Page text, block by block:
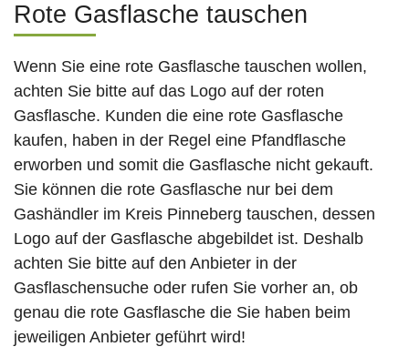
Rote Gasflasche tauschen
Wenn Sie eine rote Gasflasche tauschen wollen,
achten Sie bitte auf das Logo auf der roten
Gasflasche. Kunden die eine rote Gasflasche
kaufen, haben in der Regel eine Pfandflasche
erworben und somit die Gasflasche nicht gekauft.
Sie können die rote Gasflasche nur bei dem
Gashändler im Kreis Pinneberg tauschen, dessen
Logo auf der Gasflasche abgebildet ist. Deshalb
achten Sie bitte auf den Anbieter in der
Gasflaschensuche oder rufen Sie vorher an, ob
genau die rote Gasflasche die Sie haben beim
jeweiligen Anbieter geführt wird!